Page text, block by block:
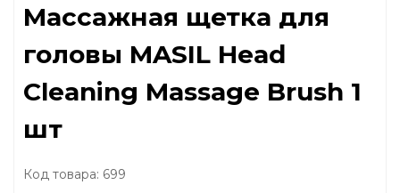
Массажная щетка для
головы MASIL Head
Cleaning Massage Brush 1
шт
Код товара: 699